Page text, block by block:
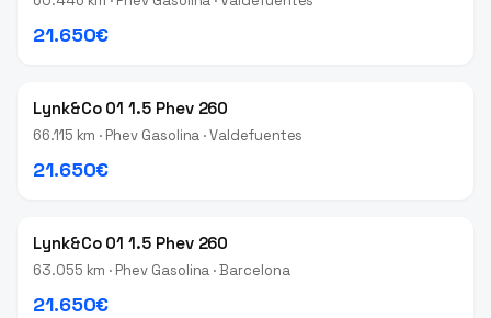
21.650€
Lynk&Co 01 1.5 Phev 260
66.115 km · Phev Gasolina · Valdefuentes
21.650€
Lynk&Co 01 1.5 Phev 260
63.055 km · Phev Gasolina · Barcelona
21.650€